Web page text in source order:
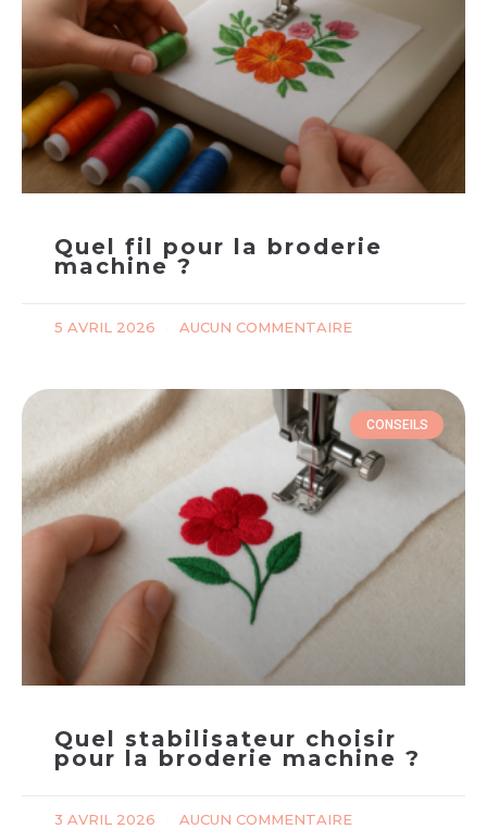
Quel fil pour la broderie
machine ?
5 AVRIL 2026 AUCUN COMMENTAIRE
CONSEILS
Quel stabilisateur choisir
pour la broderie machine ?
3 AVRIL 2026 AUCUN COMMENTAIRE